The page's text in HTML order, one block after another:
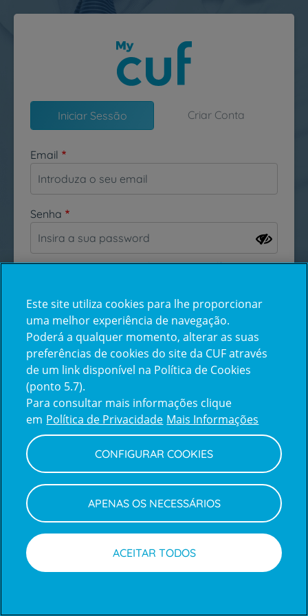
Passar para o conteúdo principal
Iniciar Sessão Criar Conta
Email
Senha
Esqueceu-se da sua password?
Inicie sessão com a Apple
Centro de Apoio ao Cliente | Política de Privacidade e Cookies
Este site utiliza cookies para lhe proporcionar
uma melhor experiência de navegação.
Poderá a qualquer momento, alterar as suas
preferências de cookies do site da CUF através
de um link disponível na Política de Cookies
(ponto 5.7).
Para consultar mais informações clique
em Política de Privacidade Mais Informações
CONFIGURAR COOKIES
APENAS OS NECESSÁRIOS
ACEITAR TODOS